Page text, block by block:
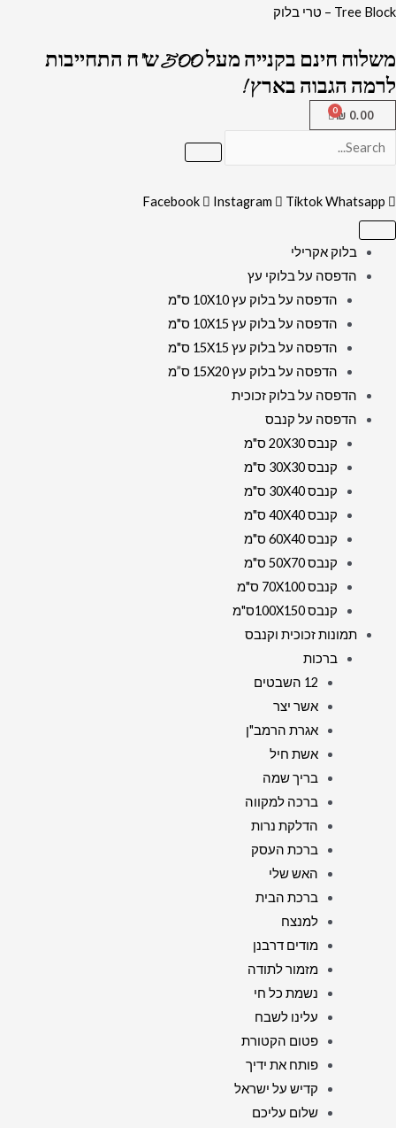
דילוג
Tree Block – טרי בלוק
משלוח חינם בקנייה מעל 500 ש"ח התחייבות
לרמה הגבוה בארץ !
0.00
₪
Facebook Instagram TiktokWhatsapp
בלוק אקרילי
הדפסה על בלוקי עץ
הדפסה על בלוק עץ 10X10 ס"מ
הדפסה על בלוק עץ 10X15 ס"מ
הדפסה על בלוק עץ 15X15 ס"מ
הדפסה על בלוק עץ 15X20 ס”מ
הדפסה על בלוק זכוכית
הדפסה על קנבס
קנבס 20X30 ס"מ
קנבס 30X30 ס"מ
קנבס 30X40 ס"מ
קנבס 40X40 ס"מ
קנבס 60X40 ס"מ
קנבס 50X70 ס"מ
קנבס 70X100 ס"מ
קנבס 100X150ס"מ
תמונות זכוכית וקנבס
ברכות
12 השבטים
אשר יצר
אגרת הרמב"ן
אשת חיל
בריך שמה
ברכה למקווה
הדלקת נרות
ברכת העסק
האש שלי
ברכת הבית
למנצח
מודים דרבנן
מזמור לתודה
נשמת כל חי
עלינו לשבח
פטום הקטורת
פותח את ידיך
קדיש על ישראל
שלום עליכם
כמות
2630
-
מזמור
לתודה
על
קנבס
או
זכוכית